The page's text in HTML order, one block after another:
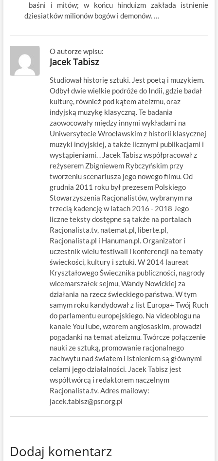
baśni i mitów; w końcu hinduizm zakłada istnienie
dziesiatków milionów bogów i demonów. …
O autorze wpisu:
Jacek Tabisz
Studiował historię sztuki. Jest poetą i muzykiem.
Odbył dwie wielkie podróże do Indii, gdzie badał
kulturę, również pod kątem ateizmu, oraz
indyjską muzykę klasyczną. Te badania
zaowocowały między innymi wykładami na
Uniwersytecie Wrocławskim z historii klasycznej
muzyki indyjskiej, a także licznymi publikacjami i
wystąpieniami. . Jacek Tabisz współpracował z
reżyserem Zbigniewem Rybczyńskim przy
tworzeniu scenariusza jego nowego filmu. Od
grudnia 2011 roku był prezesem Polskiego
Stowarzyszenia Racjonalistów, wybranym na
trzecią kadencję w latach 2016 - 2018 Jego
liczne teksty dostępne są także na portalach
Racjonalista.tv, natemat.pl, liberte.pl,
Racjonalista.pl i Hanuman.pl. Organizator i
uczestnik wielu festiwali i konferencji na tematy
świeckości, kultury i sztuki. W 2014 laureat
Kryształowego Świecznika publiczności, nagrody
wicemarszałek sejmu, Wandy Nowickiej za
działania na rzecz świeckiego państwa. W tym
samym roku kandydował z list Europa+ Twój Ruch
do parlamentu europejskiego. Na videoblogu na
kanale YouTube, wzorem anglosaskim, prowadzi
pogadanki na temat ateizmu. Twórcze połączenie
nauki ze sztuką, promowanie racjonalnego
zachwytu nad światem i istnieniem są głównymi
celami jego działalności. Jacek Tabisz jest
współtwórcą i redaktorem naczelnym
Racjonalista.tv. Adres mailowy:
jacek.tabisz@psr.org.pl
Dodaj komentarz